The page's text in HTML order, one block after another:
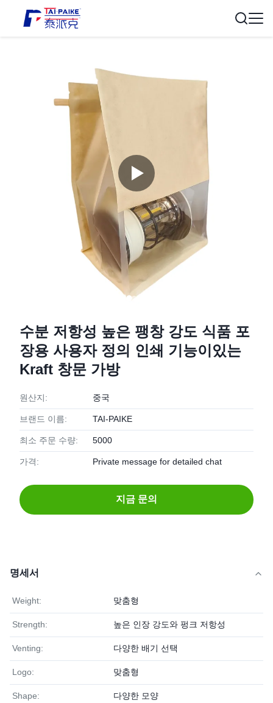
수분 저항성 높은 팽창 강도 식품 포
장용 사용자 정의 인쇄 기능이있는
Kraft 창문 가방
원산지: 중국
브랜드 이름: TAI-PAIKE
최소 주문 수량: 5000
가격: Private message for detailed chat
지금 문의
명세서
Weight: 맞춤형
Strength: 높은 인장 강도와 펑크 저항성
Venting: 다양한 배기 선택
Logo: 맞춤형
Shape: 다양한 모양